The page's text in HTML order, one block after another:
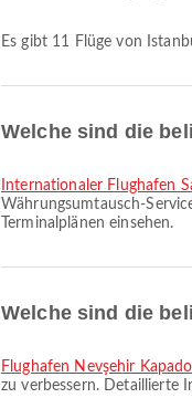
Es gibt 11 Flüge von
Welche sind die
Internationaler Flughafen
Währungsumtausch-
Terminalplänen einsehen.
Welche sind die
Flughafen Nevşehir
zu verbessern. Detaillierte